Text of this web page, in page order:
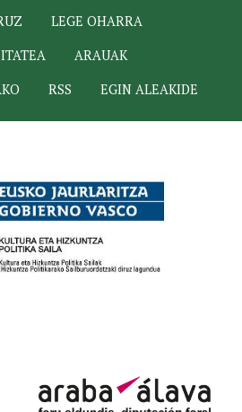
LEGE OHARRA
ARAUAK
RSS EGIN ALEAKIDE